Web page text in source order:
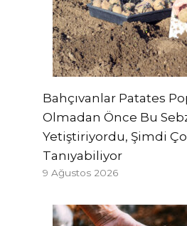
Bahçıvanlar Patates
Olmadan Önce Bu
Yetiştiriyordu, Şimdi
Tanıyabiliyor
9 Ağustos 2026